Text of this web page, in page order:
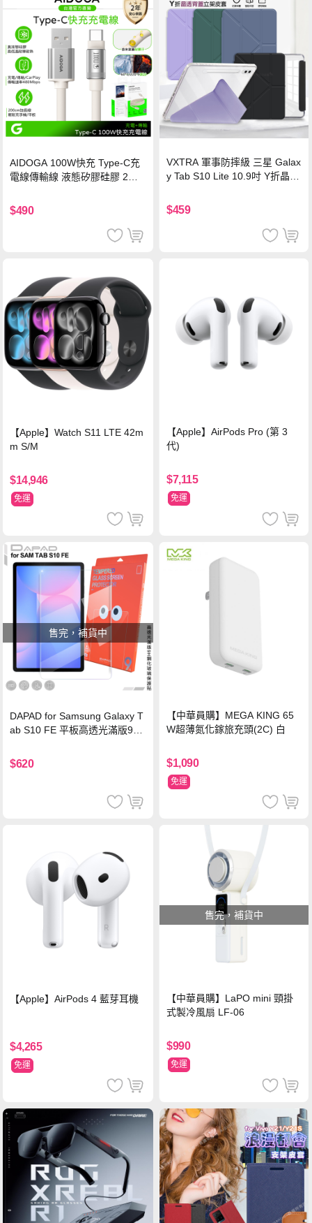
AIDOGA 100W快充 Type-C充
電線傳輸線 液態矽膠硅膠 2M
$490
VXTRA 軍事防摔級 三星 Galax
y Tab S10 Lite 10.9吋 Y折晶透
$459
【Apple】Watch S11 LTE 42m
m S/M
$14,946
免運
【Apple】AirPods Pro (第 3
代)
$7,115
免運
售完，補貨中
DAPAD for Samsung Galaxy T
ab S10 FE 平板高透光滿版9H
$620
【中華員購】MEGA KING 65
W超薄氮化鎵旅充頭(2C) 白
$1,090
免運
【Apple】AirPods 4 藍芽耳機
$4,265
免運
售完，補貨中
【中華員購】LaPO mini 頸掛
式製冷風扇 LF-06
$990
免運